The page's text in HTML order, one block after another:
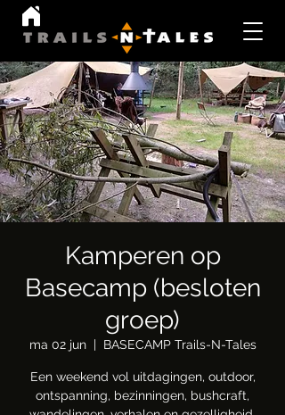
Kamperen op
Basecamp (besloten
groep)
ma 02 jun
  |
BASECAMP Trails-N-Tales
Een weekend vol uitdagingen, outdoor,
ontspanning, bezinningen, bushcraft,